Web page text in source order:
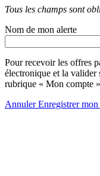
Tous les champs sont
Nom de mon alerte
Pour recevoir les offres
électronique et la valider
rubrique « Mon compte »
AnnulerEnregistrer mon